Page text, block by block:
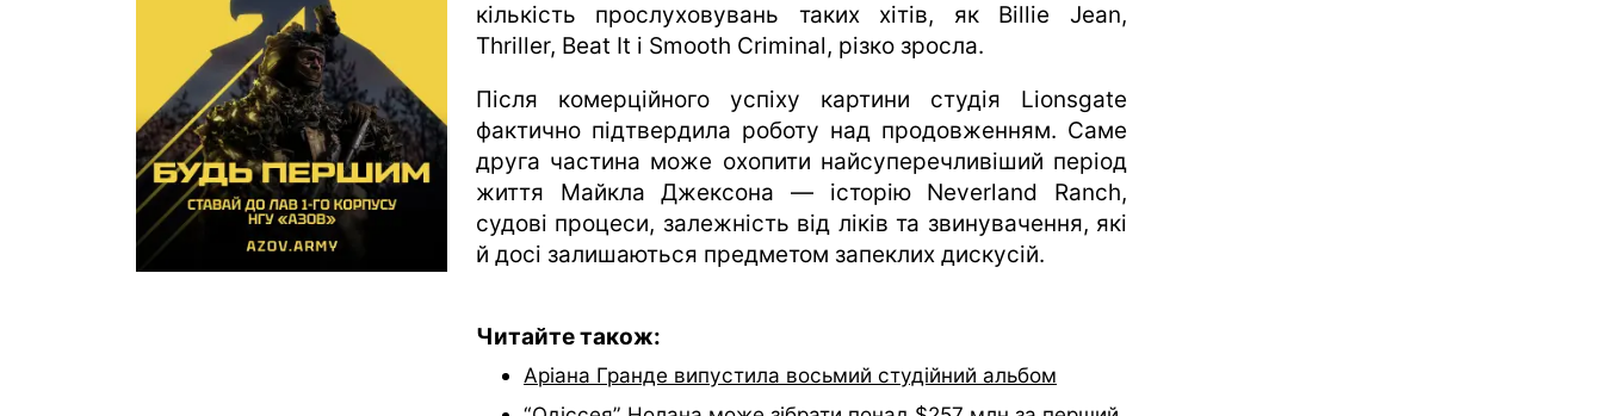
кількість прослуховувань таких хітів, як Billie Jean,
Thriller, Beat It і Smooth Criminal, різко зросла.
Після комерційного успіху картини студія Lionsgate
фактично підтвердила роботу над продовженням. Саме
друга частина може охопити найсуперечливіший період
життя Майкла Джексона — історію Neverland Ranch,
судові процеси, залежність від ліків та звинувачення, які
й досі залишаються предметом запеклих дискусій.
Читайте також:
Аріана Гранде випустила восьмий студійний альбом